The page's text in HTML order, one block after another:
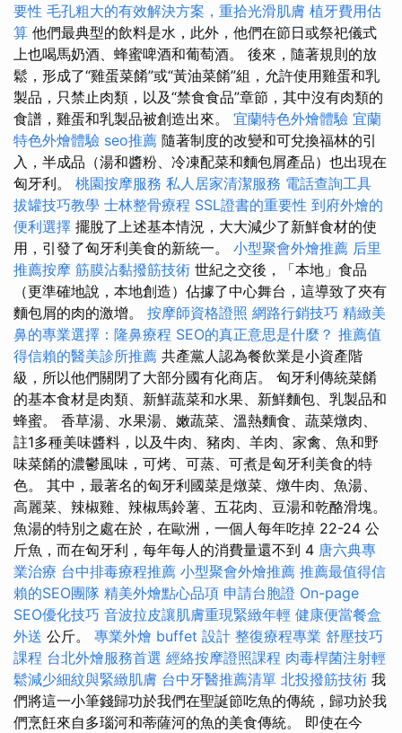
要性 毛孔粗大的有效解決方案，重拾光滑肌膚 植牙費用估
算 他們最典型的飲料是水，此外，他們在節日或祭祀儀式
上也喝馬奶酒、蜂蜜啤酒和葡萄酒。 後來，隨著規則的放
鬆，形成了“雞蛋菜餚”或“黃油菜餚”組，允許使用雞蛋和乳
製品，只禁止肉類，以及“禁食食品”章節，其中沒有肉類的
食譜，雞蛋和乳製品被創造出來。 宜蘭特色外燴體驗 宜蘭
特色外燴體驗 seo推薦 隨著制度的改變和可兌換福林的引
入，半成品（湯和醬粉、冷凍配菜和麵包屑產品）也出現在
匈牙利。 桃園按摩服務 私人居家清潔服務 電話查詢工具
拔罐技巧教學 士林整骨療程 SSL證書的重要性 到府外燴的
便利選擇 擺脫了上述基本情況，大大減少了新鮮食材的使
用，引發了匈牙利美食的新統一。 小型聚會外燴推薦 后里
推薦按摩 筋膜沾黏撥筋技術 世紀之交後，「本地」食品
（更準確地說，本地創造）佔據了中心舞台，這導致了夾有
麵包屑的肉的激增。 按摩師資格證照 網路行銷技巧 精緻美
鼻的專業選擇：隆鼻療程 SEO的真正意思是什麼？ 推薦值
得信賴的醫美診所推薦 共產黨人認為餐飲業是小資產階
級，所以他們關閉了大部分國有化商店。 匈牙利傳統菜餚
的基本食材是肉類、新鮮蔬菜和水果、新鮮麵包、乳製品和
蜂蜜。 香草湯、水果湯、嫩蔬菜、溫熱麵食、蔬菜燉肉、
註1多種美味醬料，以及牛肉、豬肉、羊肉、家禽、魚和野
味菜餚的濃鬱風味，可烤、可蒸、可煮是匈牙利美食的特
色。 其中，最著名的匈牙利國菜是燉菜、燉牛肉、魚湯、
高麗菜、辣椒雞、辣椒馬鈴薯、五花肉、豆湯和乾酪滑塊。
魚湯的特別之處在於，在歐洲，一個人每年吃掉 22-24 公
斤魚，而在匈牙利，每年每人的消費量還不到 4 唐六典專
業治療 台中排毒療程推薦 小型聚會外燴推薦 推薦最值得信
賴的SEO團隊 精美外燴點心品項 申請台胞證 On-page
SEO優化技巧 音波拉皮讓肌膚重現緊緻年輕 健康便當餐盒
外送 公斤。 專業外燴 buffet 設計 整復療程專業 舒壓技巧
課程 台北外燴服務首選 經絡按摩證照課程 肉毒桿菌注射輕
鬆減少細紋與緊緻肌膚 台中牙醫推薦清單 北投撥筋技術 我
們將這一小筆錢歸功於我們在聖誕節吃魚的傳統，歸功於我
們烹飪來自多瑙河和蒂薩河的魚的美食傳統。 即使在今